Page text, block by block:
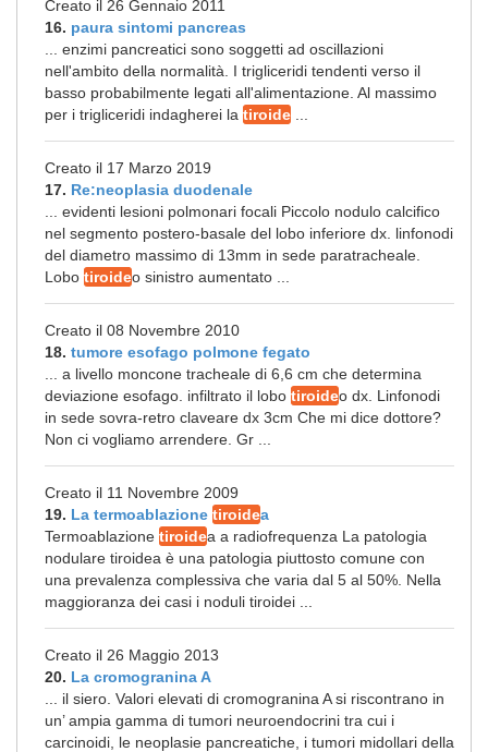
Creato il 26 Gennaio 2011
16. paura sintomi pancreas
... enzimi pancreatici sono soggetti ad oscillazioni
nell'ambito della normalità. I trigliceridi tendenti verso il
basso probabilmente legati all'alimentazione. Al massimo
per i trigliceridi indagherei la tiroide
Creato il 17 Marzo 2019
17. Re:neoplasia duodenale
... evidenti lesioni polmonari focali Piccolo nodulo calcifico
nel segmento postero-basale del lobo inferiore dx. linfonodi
del diametro massimo di 13mm in sede paratracheale.
Lobo tiroideo sinistro aumentato ...
Creato il 08 Novembre 2010
18. tumore esofago polmone fegato
... a livello moncone tracheale di 6,6 cm che determina
deviazione esofago. infiltrato il lobo tiroideo dx. Linfonodi
in sede sovra-retro claveare dx 3cm Che mi dice dottore?
Non ci vogliamo arrendere. Gr ...
Creato il 11 Novembre 2009
19. La termoablazione tiroidea
Termoablazione tiroidea a radiofrequenza La patologia
nodulare tiroidea è una patologia piuttosto comune con
una prevalenza complessiva che varia dal 5 al 50%. Nella
maggioranza dei casi i noduli tiroidei ...
Creato il 26 Maggio 2013
20. La cromogranina A
... il siero. Valori elevati di cromogranina A si riscontrano in
un’ ampia gamma di tumori neuroendocrini tra cui i
carcinoidi, le neoplasie pancreatiche, i tumori midollari della